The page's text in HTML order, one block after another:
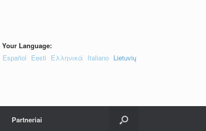
Your Language:
Español Eesti Ελληνικά Italiano Lietuvių
Partneriai